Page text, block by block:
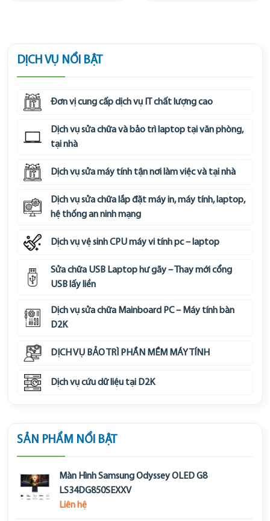
DỊCH VỤ NỔI BẬT
Đơn vị cung cấp dịch vụ IT chất lượng cao
Dịch vụ sửa chữa và bảo trì laptop tại văn phòng,
tại nhà
Dịch vụ sửa máy tính tận nơi làm việc và tại nhà
Dịch vụ sửa chữa lắp đặt máy in, máy tính, laptop,
hệ thống an ninh mạng
Dịch vụ vệ sinh CPU máy vi tính pc – laptop
Sửa chữa USB Laptop hư gãy – Thay mới cổng
USB lấy liền
Dịch vụ sửa chữa Mainboard PC – Máy tính bàn
D2K
DỊCH VỤ BẢO TRÌ PHẦN MỀM MÁY TÍNH
Dịch vụ cứu dữ liệu tại D2K
SẢN PHẨM NỔI BẬT
Màn Hình Samsung Odyssey OLED G8
LS34DG850SEXXV
Liên hệ